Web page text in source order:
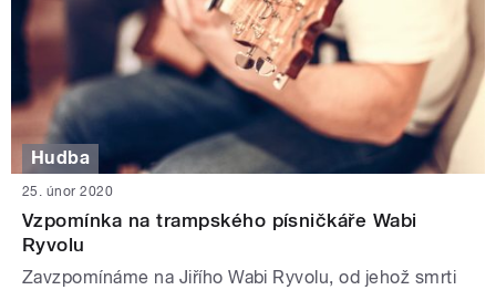
Hudba
25. únor 2020
Vzpomínka na trampského písničkáře Wabi
Ryvolu
Zavzpomínáme na Jiřího Wabi Ryvolu, od jehož smrti